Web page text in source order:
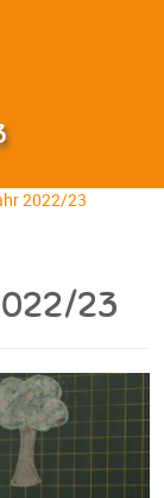
2022/23
23